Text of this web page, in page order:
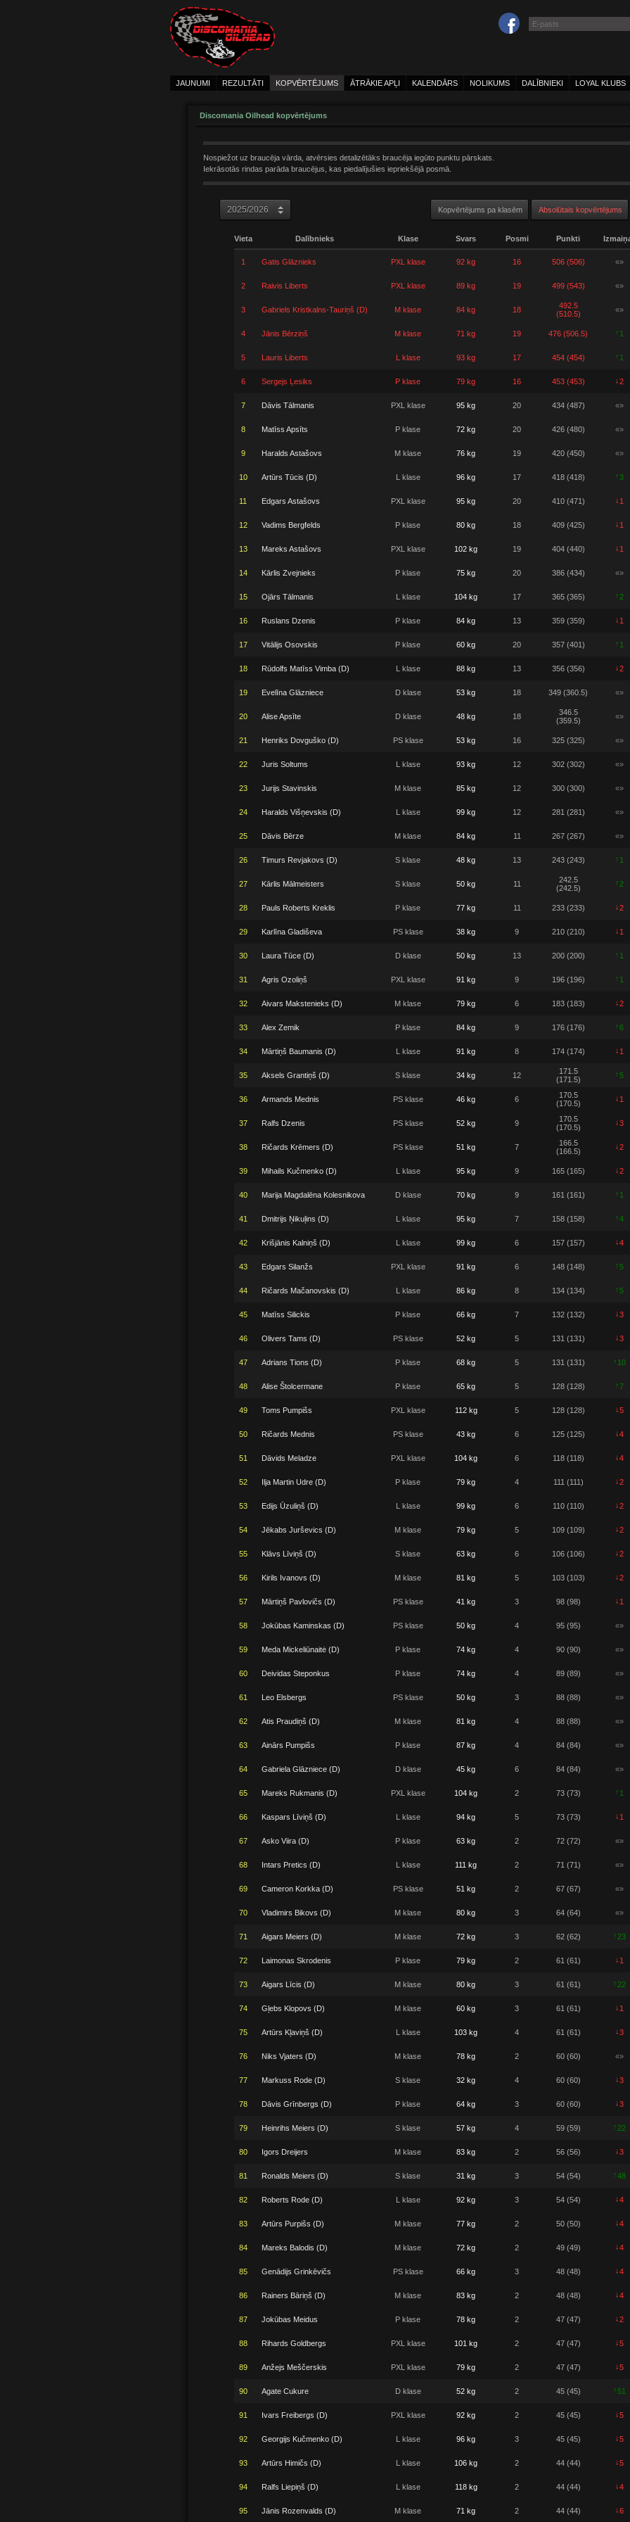
JAUNUMI REZULTĀTI KOPVĒRTĒJUMS ĀTRĀKIE APĻI KALENDĀRS NOLIKUMS DALĪBNIEKI LOYAL KLUBS
Discomania Oilhead kopvērtējums
Nospiežot uz braucēja vārda, atvērsies detalizētāks braucēja iegūto punktu pārskats.
Iekrāsotās rindas parāda braucējus, kas piedalījušies iepriekšējā posmā.
Kopvērtējums pa klasēm Absolūtais kopvērtējums
Vieta Dalībnieks Klase Svars Posmi Punkti
1 Gatis Glāznieks PXL klase 92 kg 16 506 (506) «»
2 Raivis Liberts PXL klase 89 kg 19 499 (543) «»
3 Gabriels Kristkalns-Tauriņš (D) M klase 84 kg 18
492.5
(510.5)
«»
4 Jānis Bērziņš M klase 71 kg 19 476 (506.5) ↑ 1
5 Lauris Liberts L klase 93 kg 17 454 (454) ↑ 1
6 Sergejs Ļesiks P klase 79 kg 16 453 (453) ↓2
7 Dāvis Tālmanis PXL klase 95 kg 20 434 (487) «»
8 Matīss Apsīts P klase 72 kg 20 426 (480) «»
9 Haralds Astašovs M klase 76 kg 19 420 (450) «»
10 Artūrs Tūcis (D) L klase 96 kg 17 418 (418) ↑3
11 Edgars Astašovs PXL klase 95 kg 20 410 (471) ↓ 1
12 Vadims Bergfelds P klase 80 kg 18 409 (425) ↓ 1
13 Mareks Astašovs PXL klase 102 kg 19 404 (440) ↓ 1
14 Kārlis Zvejnieks P klase 75 kg 20 386 (434) «»
15 Ojārs Tālmanis L klase 104 kg 17 365 (365) ↑2
16 Ruslans Dzenis P klase 84 kg 13 359 (359) ↓ 1
17 Vitālijs Osovskis P klase 60 kg 20 357 (401) ↑ 1
18 Rūdolfs Matīss Vimba (D) L klase 88 kg 13 356 (356) ↓2
19 Evelīna Glāzniece D klase 53 kg 18 349 (360.5) «»
20 Alise Apsīte D klase 48 kg 18
346.5
(359.5)
«»
21 Henriks Dovguško (D) PS klase 53 kg 16 325 (325) «»
22 Juris Soltums L klase 93 kg 12 302 (302) «»
23 Jurijs Stavinskis M klase 85 kg 12 300 (300) «»
24 Haralds Višņevskis (D) L klase 99 kg 12 281 (281) «»
25 Dāvis Bērze M klase 84 kg 11 267 (267) «»
26 Timurs Revjakovs (D) S klase 48 kg 13 243 (243) ↑ 1
27 Kārlis Mālmeisters S klase 50 kg 11
242.5
(242.5)
↑2
28 Pauls Roberts Kreklis P klase 77 kg 11 233 (233) ↓2
29 Karlīna Gladiševa PS klase 38 kg 9 210 (210) ↓ 1
30 Laura Tūce (D) D klase 50 kg 13 200 (200) ↑ 1
31 Agris Ozoliņš PXL klase 91 kg 9 196 (196) ↑ 1
32 Aivars Makstenieks (D) M klase 79 kg 6 183 (183) ↓2
33 Alex Zemik P klase 84 kg 9 176 (176) ↑6
34 Mārtiņš Baumanis (D) L klase 91 kg 8 174 (174) ↓ 1
35 Aksels Grantiņš (D) S klase 34 kg 12
171.5
(171.5)
↑5
36 Armands Mednis PS klase 46 kg 6
170.5
(170.5)
↓ 1
37 Ralfs Dzenis PS klase 52 kg 9
170.5
(170.5)
↓3
38 Ričards Krēmers (D) PS klase 51 kg 7
166.5
(166.5)
↓2
39 Mihails Kučmenko (D) L klase 95 kg 9 165 (165) ↓2
40 Marija Magdalēna Kolesnikova D klase 70 kg 9 161 (161) ↑ 1
41 Dmitrijs Ņikuļins (D) L klase 95 kg 7 158 (158) ↑4
42 Krišjānis Kalniņš (D) L klase 99 kg 6 157 (157) ↓4
43 Edgars Silanžs PXL klase 91 kg 6 148 (148) ↑5
44 Ričards Mačanovskis (D) L klase 86 kg 8 134 (134) ↑5
45 Matīss Silickis P klase 66 kg 7 132 (132) ↓3
46 Olivers Tams (D) PS klase 52 kg 5 131 (131) ↓3
47 Adrians Tions (D) P klase 68 kg 5 131 (131) ↑ 10
48 Alise Štolcermane P klase 65 kg 5 128 (128) ↑7
49 Toms Pumpišs PXL klase 112 kg 5 128 (128) ↓5
50 Ričards Mednis PS klase 43 kg 6 125 (125) ↓4
51 Dāvids Meladze PXL klase 104 kg 6 118 (118) ↓4
52 Ilja Martin Udre (D) P klase 79 kg 4 111 (111) ↓2
53 Edijs Ūzuliņš (D) L klase 99 kg 6 110 (110) ↓2
54 Jēkabs Jurševics (D) M klase 79 kg 5 109 (109) ↓2
55 Klāvs Līviņš (D) S klase 63 kg 6 106 (106) ↓2
56 Kirils Ivanovs (D) M klase 81 kg 5 103 (103) ↓2
57 Mārtiņš Pavlovičs (D) PS klase 41 kg 3 98 (98) ↓ 1
58 Jokūbas Kaminskas (D) PS klase 50 kg 4 95 (95) «»
59 Meda Mickeliūnaitė (D) P klase 74 kg 4 90 (90) «»
60 Deividas Steponkus P klase 74 kg 4 89 (89) «»
61 Leo Elsbergs PS klase 50 kg 3 88 (88) «»
62 Atis Praudiņš (D) M klase 81 kg 4 88 (88) «»
63 Ainārs Pumpišs P klase 87 kg 4 84 (84) «»
64 Gabriela Glāzniece (D) D klase 45 kg 6 84 (84) «»
65 Mareks Rukmanis (D) PXL klase 104 kg 2 73 (73) ↑ 1
66 Kaspars Līviņš (D) L klase 94 kg 5 73 (73) ↓ 1
67 Asko Viira (D) P klase 63 kg 2 72 (72) «»
68 Intars Pretics (D) L klase 111 kg 2 71 (71) «»
69 Cameron Korkka (D) PS klase 51 kg 2 67 (67) «»
70 Vladimirs Bikovs (D) M klase 80 kg 3 64 (64) «»
71 Aigars Meiers (D) M klase 72 kg 3 62 (62) ↑23
72 Laimonas Skrodenis P klase 79 kg 2 61 (61) ↓ 1
73 Aigars Līcis (D) M klase 80 kg 3 61 (61) ↑22
74 Gļebs Klopovs (D) M klase 60 kg 3 61 (61) ↓ 1
75 Artūrs Kļaviņš (D) L klase 103 kg 4 61 (61) ↓3
76 Niks Vjaters (D) M klase 78 kg 2 60 (60) «»
77 Markuss Rode (D) S klase 32 kg 4 60 (60) ↓3
78 Dāvis Grīnbergs (D) P klase 64 kg 3 60 (60) ↓3
79 Heinrihs Meiers (D) S klase 57 kg 4 59 (59) ↑22
80 Igors Dreijers M klase 83 kg 2 56 (56) ↓3
81 Ronalds Meiers (D) S klase 31 kg 3 54 (54) ↑48
82 Roberts Rode (D) L klase 92 kg 3 54 (54) ↓4
83 Artūrs Purpišs (D) M klase 77 kg 2 50 (50) ↓4
84 Mareks Balodis (D) M klase 72 kg 2 49 (49) ↓4
85 Genādijs Grinkēvičs PS klase 66 kg 3 48 (48) ↓4
86 Rainers Bāriņš (D) M klase 83 kg 2 48 (48) ↓4
87 Jokūbas Meidus P klase 78 kg 2 47 (47) ↓2
88 Rihards Goldbergs PXL klase 101 kg 2 47 (47) ↓5
89 Anžejs Meščerskis PXL klase 79 kg 2 47 (47) ↓5
90 Agate Cukure D klase 52 kg 2 45 (45) ↑51
91 Ivars Freibergs (D) PXL klase 92 kg 2 45 (45) ↓5
92 Georgijs Kučmenko (D) L klase 96 kg 3 45 (45) ↓5
93 Artūrs Himičs (D) L klase 106 kg 2 44 (44) ↓5
94 Ralfs Liepiņš (D) L klase 118 kg 2 44 (44) ↓4
95 Jānis Rozenvalds (D) M klase 71 kg 2 44 (44) ↓6